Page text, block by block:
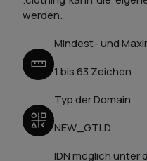
werden.
Mindest- und
1 bis 63 Zeichen
Typ der Domain
NEW_GTLD
IDN möglich unter